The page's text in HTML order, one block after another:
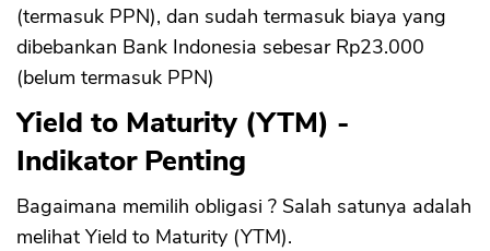
(termasuk PPN), dan sudah termasuk biaya yang
dibebankan Bank Indonesia sebesar Rp23.000
(belum termasuk PPN)
Yield to Maturity (YTM) -
Indikator Penting
Bagaimana memilih obligasi ? Salah satunya adalah
melihat Yield to Maturity (YTM).